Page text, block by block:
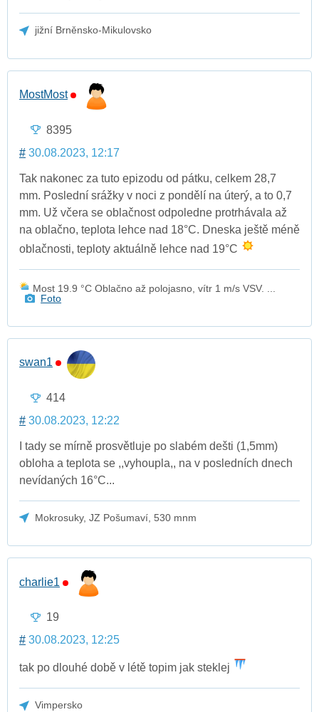
jižní Brněnsko-Mikulovsko
MostMost
8395
# 30.08.2023, 12:17
Tak nakonec za tuto epizodu od pátku, celkem 28,7
mm. Poslední srážky v noci z pondělí na úterý, a to 0,7
mm. Už včera se oblačnost odpoledne protrhávala až
na oblačno, teplota lehce nad 18°C. Dneska ještě méně
oblačnosti, teploty aktuálně lehce nad 19°C
Most 19.9 °C Oblačno až polojasno, vítr 1 m/s VSV. ...
Foto
swan1
414
# 30.08.2023, 12:22
I tady se mírně prosvětluje po slabém dešti (1,5mm)
obloha a teplota se ,,vyhoupla,, na v posledních dnech
nevídaných 16°C...
Mokrosuky, JZ Pošumaví, 530 mnm
charlie1
19
# 30.08.2023, 12:25
tak po dlouhé době v létě topim jak steklej
Vimpersko